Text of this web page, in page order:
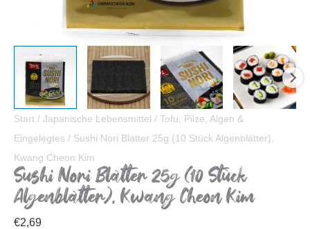
Start / Japanische Lebensmittel / Tofu, Pilze, Algen &
Eingelegtes / Sushi Nori Blätter 25g (10 Stück Algenblätter),
Kwang Cheon Kim
Sushi Nori Blätter 25g (10 Stück
Algenblätter), Kwang Cheon Kim
€2,69